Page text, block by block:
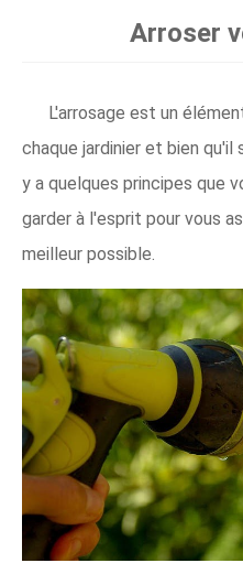
Arroser
L'arrosage est un
chaque jardinier et bien
y a quelques principes que
garder à l'esprit pour vous
meilleur possible.